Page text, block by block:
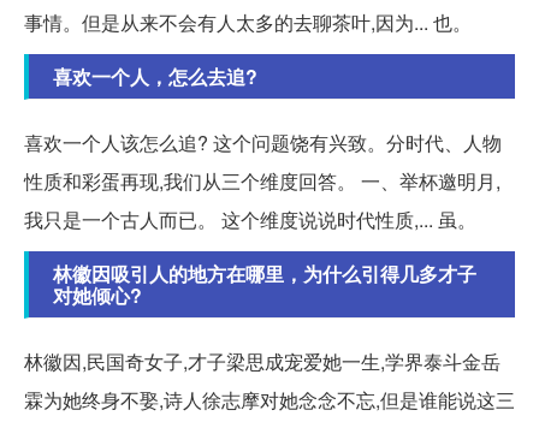
事情。但是从来不会有人太多的去聊茶叶,因为... 也。
喜欢一个人，怎么去追?
喜欢一个人该怎么追? 这个问题饶有兴致。分时代、人物
性质和彩蛋再现,我们从三个维度回答。 一、举杯邀明月,
我只是一个古人而已。 这个维度说说时代性质,... 虽。
林徽因吸引人的地方在哪里，为什么引得几多才子
对她倾心?
林徽因,民国奇女子,才子梁思成宠爱她一生,学界泰斗金岳
霖为她终身不娶,诗人徐志摩对她念念不忘,但是谁能说这三